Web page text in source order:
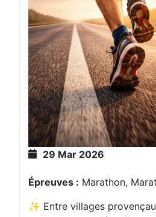
29 Mar 2026
Épreuves : Marathon,
✨ Entre villages